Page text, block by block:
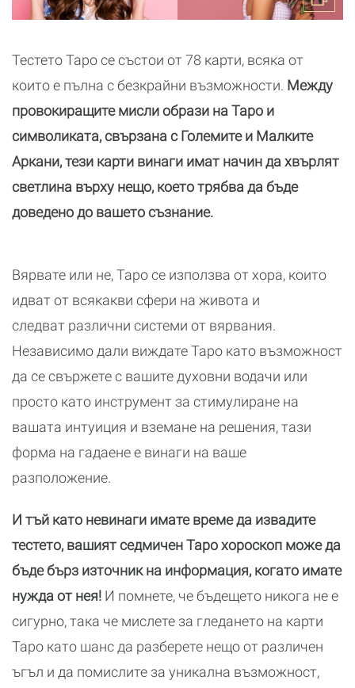
Тестето Таро се състои от 78 карти, всяка от
които е пълна с безкрайни възможности. Между
провокиращите мисли образи на Таро и
символиката, свързана с Големите и Малките
Аркани, тези карти винаги имат начин да хвърлят
светлина върху нещо, което трябва да бъде
доведено до вашето съзнание.
Вярвате или не, Таро се използва от хора, които
идват от всякакви сфери на живота и
следват различни системи от вярвания.
Независимо дали виждате Таро като възможност
да се свържете с вашите духовни водачи или
просто като инструмент за стимулиране на
вашата интуиция и вземане на решения, тази
форма на гадаене е винаги на ваше
разположение.
И тъй като невинаги имате време да извадите
тестето, вашият седмичен Таро хороскоп може да
бъде бърз източник на информация, когато имате
нужда от нея! И помнете, че бъдещето никога не е
сигурно, така че мислете за гледането на карти
Таро като шанс да разберете нещо от различен
ъгъл и да помислите за уникална възможност,